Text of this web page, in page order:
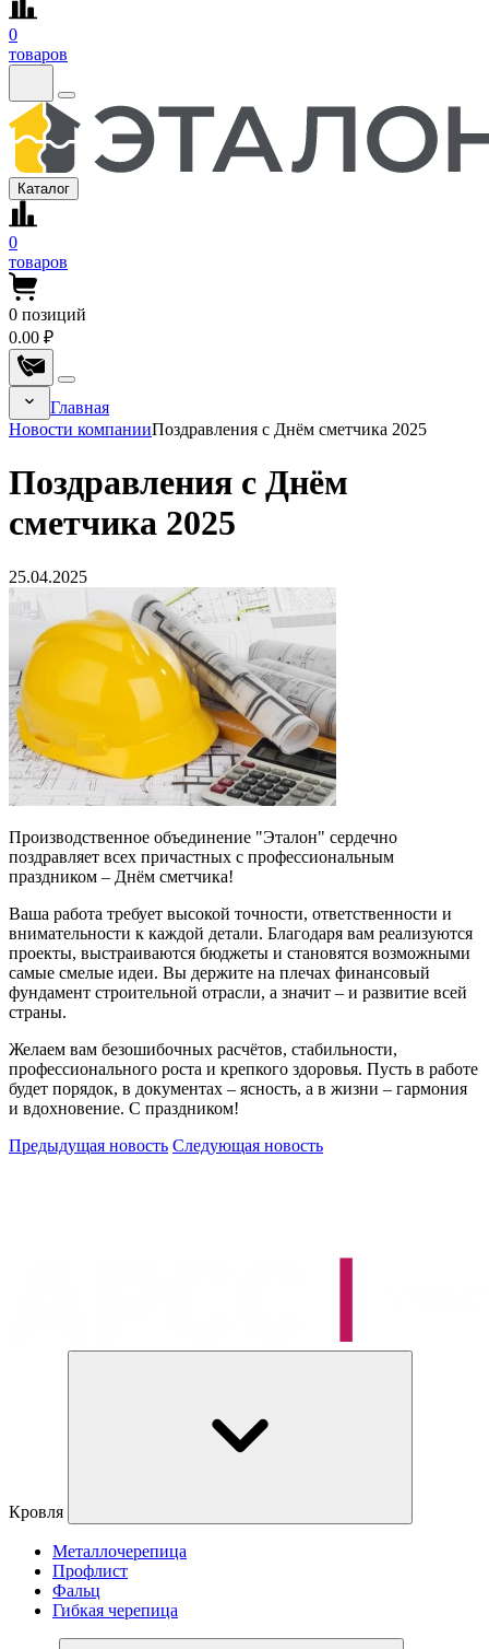
0
товаров
Каталог
0
товаров
0 позиций
0.00 ₽
Главная
Новости компанииПоздравления с Днём сметчика 2025
Поздравления с Днём
сметчика 2025
25.04.2025
Производственное объединение "Эталон" сердечно
поздравляет всех причастных с профессиональным
праздником – Днём сметчика!
Ваша работа требует высокой точности, ответственности и
внимательности к каждой детали. Благодаря вам реализуются
проекты, выстраиваются бюджеты и становятся возможными
самые смелые идеи. Вы держите на плечах финансовый
фундамент строительной отрасли, а значит – и развитие всей
страны.
Желаем вам безошибочных расчётов, стабильности,
профессионального роста и крепкого здоровья. Пусть в работе
будет порядок, в документах – ясность, а в жизни – гармония
и вдохновение. С праздником!
Предыдущая новость Следующая новость
Кровля
Металлочерепица
Профлист
Фальц
Гибкая черепица